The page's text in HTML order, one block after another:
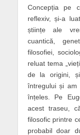
Concepția pe
reflexiv, și-a
științe ale
cuantică,
filosofiei,
reluat tema
de la origini,
întregului și am
înțeles. Pe
acest traseu,
filosofic printre
probabil doar